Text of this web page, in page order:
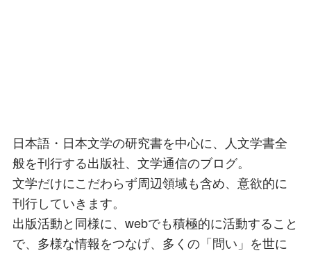
日本語・日本文学の研究書を中心に、人文学書全
般を刊行する出版社、文学通信のブログ。
文学だけにこだわらず周辺領域も含め、意欲的に
刊行していきます。
出版活動と同様に、webでも積極的に活動すること
で、多様な情報をつなげ、多くの「問い」を世に